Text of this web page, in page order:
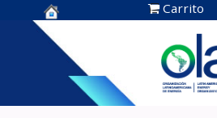
Centro de
Documentación
OLADE -
Carrito